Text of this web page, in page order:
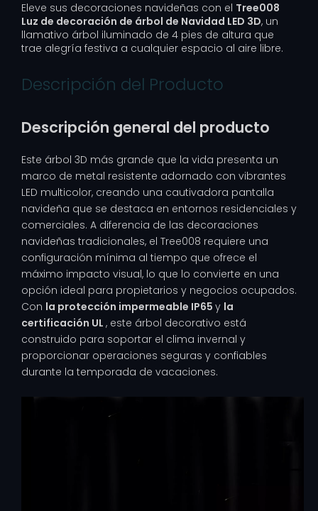
Eleve sus decoraciones navideñas con el Tree008
Luz de decoración de árbol de Navidad LED 3D, un
llamativo árbol iluminado de 4 pies de altura que
trae alegría festiva a cualquier espacio al aire libre.
Descripción del Producto
Descripción general del producto
Este árbol 3D más grande que la vida presenta un
marco de metal resistente adornado con vibrantes
LED multicolor, creando una cautivadora pantalla
navideña que se destaca en entornos residenciales y
comerciales. A diferencia de las decoraciones
navideñas tradicionales, el Tree008 requiere una
configuración mínima al tiempo que ofrece el
máximo impacto visual, lo que lo convierte en una
opción ideal para propietarios y negocios ocupados.
Con la protección impermeable IP65 y la
certificación UL , este árbol decorativo está
construido para soportar el clima invernal y
proporcionar operaciones seguras y confiables
durante la temporada de vacaciones.